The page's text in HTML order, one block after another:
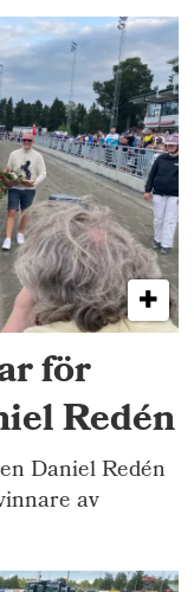
för
Redén
Daniel Redén
av